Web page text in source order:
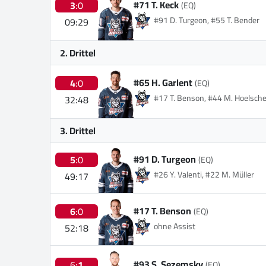
3:0
09:29
#71 T. Keck(EQ)
#91 D. Turgeon, #55 T. Bender
2. Drittel
4:0
32:48
#65 H. Garlent(EQ)
#17 T. Benson, #44 M.
3. Drittel
5:0
49:17
#91 D. Turgeon(EQ)
#26 Y. Valenti, #22 M. Müller
6:0
52:18
#17 T. Benson(EQ)
ohne Assist